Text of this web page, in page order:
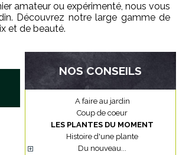
amateur ou expérimenté, nous vous
Découvrez notre large gamme de
et de beauté.
NOS CONSEILS
A faire au jardin
Coup de coeur
LES PLANTES DU MOMENT
Histoire d'une plante
Du nouveau...